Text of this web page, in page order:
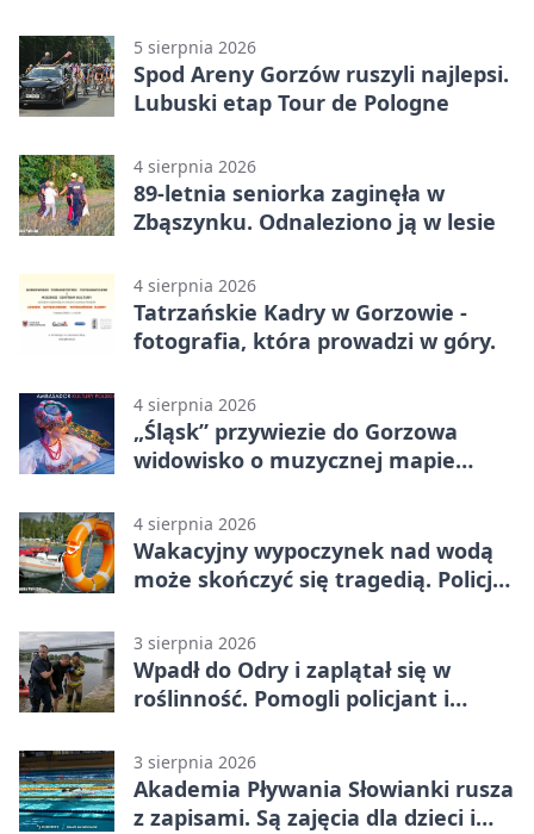
5 sierpnia 2026
Spod Areny Gorzów ruszyli najlepsi.
Lubuski etap Tour de Pologne
4 sierpnia 2026
89-letnia seniorka zaginęła w
Zbąszynku. Odnaleziono ją w lesie
4 sierpnia 2026
Tatrzańskie Kadry w Gorzowie -
fotografia, która prowadzi w góry.
4 sierpnia 2026
„Śląsk” przywiezie do Gorzowa
widowisko o muzycznej mapie
4 sierpnia 2026
Wakacyjny wypoczynek nad wodą
może skończyć się tragedią. Policja
3 sierpnia 2026
Wpadł do Odry i zaplątał się w
roślinność. Pomogli policjant i
3 sierpnia 2026
Akademia Pływania Słowianki rusza
z zapisami. Są zajęcia dla dzieci i